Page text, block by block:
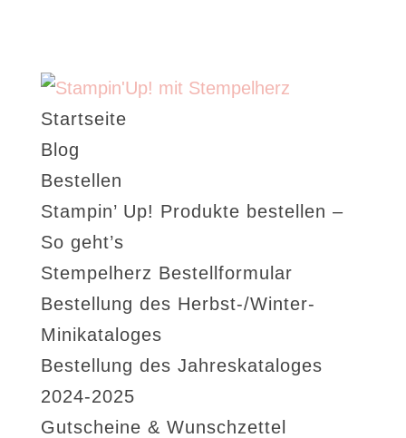
Startseite
Blog
Bestellen
Stampin’ Up! Produkte bestellen –
So geht’s
Stempelherz Bestellformular
Bestellung des Herbst-/Winter-
Minikataloges
Bestellung des Jahreskataloges
2024-2025
Gutscheine & Wunschzettel